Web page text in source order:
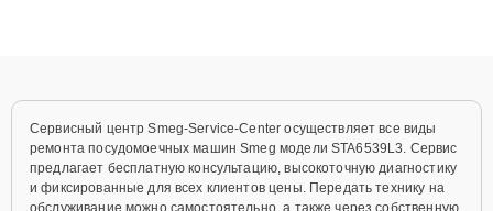
Сервисный центр Smeg-Service-Center осуществляет все виды
ремонта посудомоечных машин Smeg модели STA6539L3. Сервис
предлагает бесплатную консультацию, высокоточную диагностику
и фиксированные для всех клиентов цены. Передать технику на
обслуживание можно самостоятельно, а также через собственную